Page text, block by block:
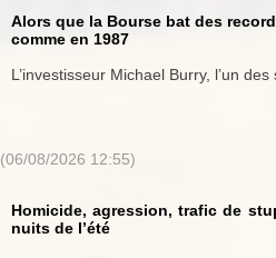
Alors que la Bourse bat des
comme en 1987
L’investisseur Michael Burry, l’un
(06/08/2026 12:55)
Homicide, agression, trafic de
nuits de l’été